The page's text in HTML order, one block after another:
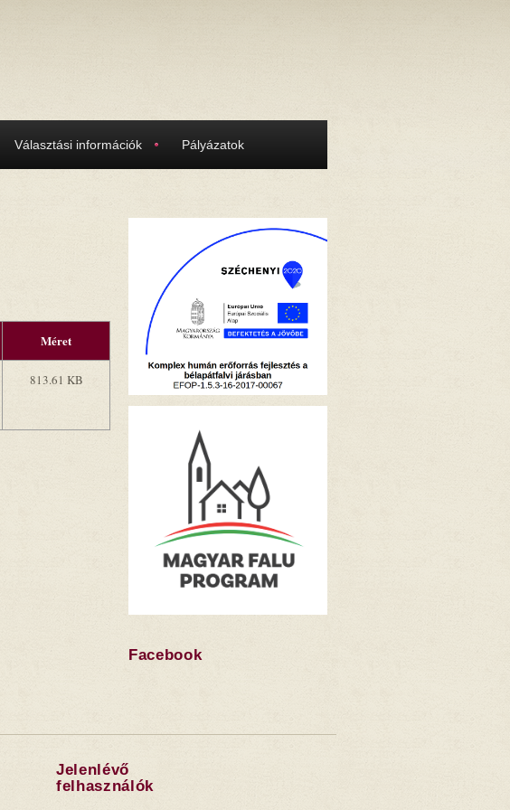
Választási információk Pályázatok
Méret
813.61 KB
Facebook
Jelenlévő
felhasználók